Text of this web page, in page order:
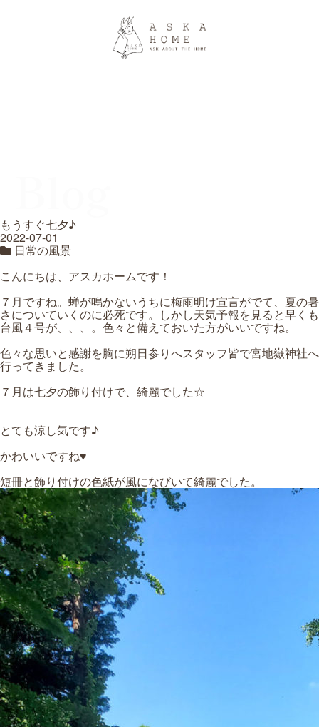
もうすぐ七夕♪
2022-07-01
日常の風景
こんにちは、アスカホームです！
７月ですね。蝉が鳴かないうちに梅雨明け宣言がでて、夏の暑
さについていくのに必死です。しかし天気予報を見ると早くも
台風４号が、、、。色々と備えておいた方がいいですね。
色々な思いと感謝を胸に朔日参りへスタッフ皆で宮地嶽神社へ
行ってきました。
７月は七夕の飾り付けで、綺麗でした☆
とても涼し気です♪
かわいいですね♥
短冊と飾り付けの色紙が風になびいて綺麗でした。